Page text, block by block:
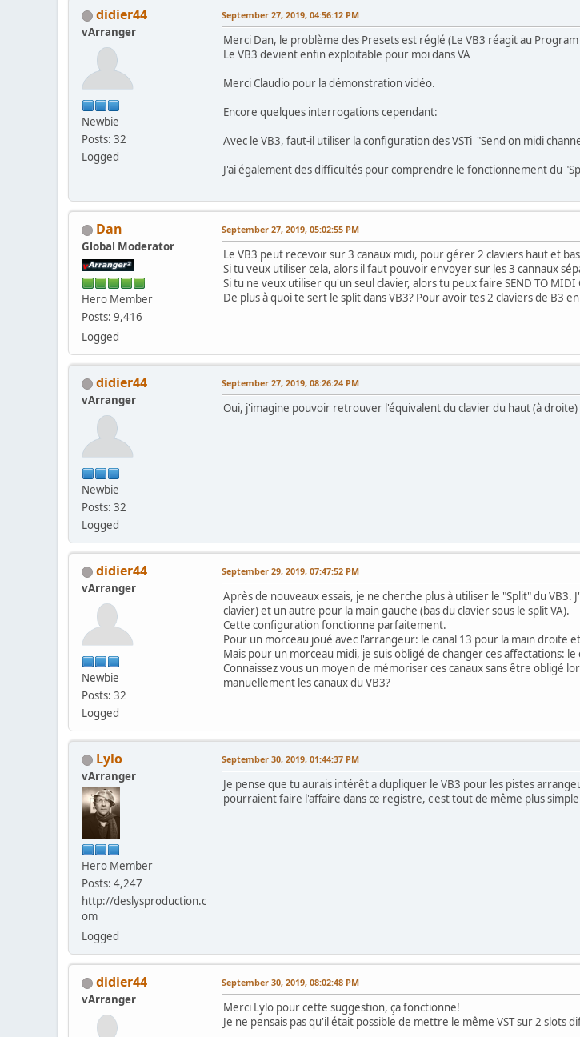
didier44
vArranger
Newbie
Posts: 32
Logged
September 27, 2019, 04:56:12 PM
Merci Dan, le problème des Presets est réglé (Le VB3 réagit au
Le VB3 devient enfin exploitable pour moi dans VA
Merci Claudio pour la démonstration vidéo.
Encore quelques interrogations cependant:
Avec le VB3, faut-il utiliser la configuration des VSTi "Send on midi
J'ai également des difficultés pour comprendre le fonctionnement du
Dan
Global Moderator
Hero Member
Posts: 9,416
Logged
September 27, 2019, 05:02:55 PM
Le VB3 peut recevoir sur 3 canaux midi, pour gérer 2 claviers haut et
Si tu veux utiliser cela, alors il faut pouvoir envoyer sur les 3 cannaux
Si tu ne veux utiliser qu'un seul clavier, alors tu peux faire SEND TO MIDI
De plus à quoi te sert le split dans VB3? Pour avoir tes 2 claviers de B3
didier44
vArranger
Newbie
Posts: 32
Logged
September 27, 2019, 08:26:24 PM
Oui, j'imagine pouvoir retrouver l'équivalent du clavier du haut (à droite)
didier44
vArranger
Newbie
Posts: 32
Logged
September 29, 2019, 07:47:52 PM
Après de nouveaux essais, je ne cherche plus à utiliser le "Split" du
clavier) et un autre pour la main gauche (bas du clavier sous le split VA).
Cette configuration fonctionne parfaitement.
Pour un morceau joué avec l'arrangeur: le canal 13 pour la main droite
Mais pour un morceau midi, je suis obligé de changer ces affectations:
Connaissez vous un moyen de mémoriser ces canaux sans être obligé
manuellement les canaux du VB3?
Lylo
vArranger
Hero Member
Posts: 4,247
http://deslysproduction.c
om
Logged
September 30, 2019, 01:44:37 PM
Je pense que tu aurais intérêt a dupliquer le VB3 pour les pistes
pourraient faire l'affaire dans ce registre, c'est tout de même plus
didier44
vArranger
September 30, 2019, 08:02:48 PM
Merci Lylo pour cette suggestion, ça fonctionne!
Je ne pensais pas qu'il était possible de mettre le même VST sur 2 slots